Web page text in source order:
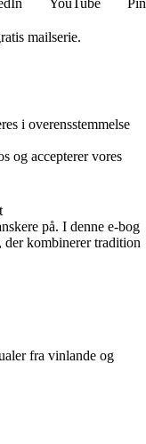
mailserie.
i overensstemmelse
og accepterer vores
på. I denne e-bog
der kombinerer tradition
fra vinlande og